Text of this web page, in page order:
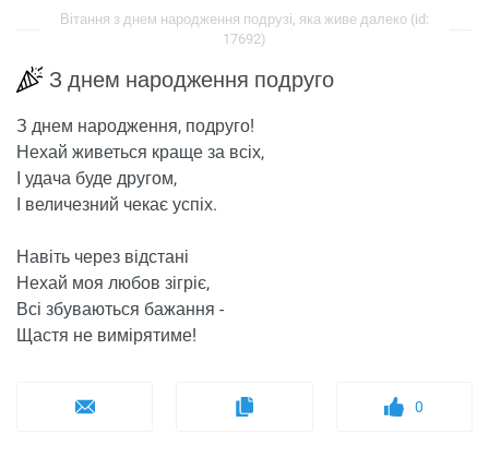
Вітання з днем ​​народження подрузі, яка живе далеко (id:
17692)
З днем ​​народження подруго
З днем ​​народження, подруго!
Нехай живеться краще за всіх,
І удача буде другом,
І величезний чекає успіх.
Навіть через відстані
Нехай моя любов зігріє,
Всі збуваються бажання -
Щастя не вимірятиме!
0